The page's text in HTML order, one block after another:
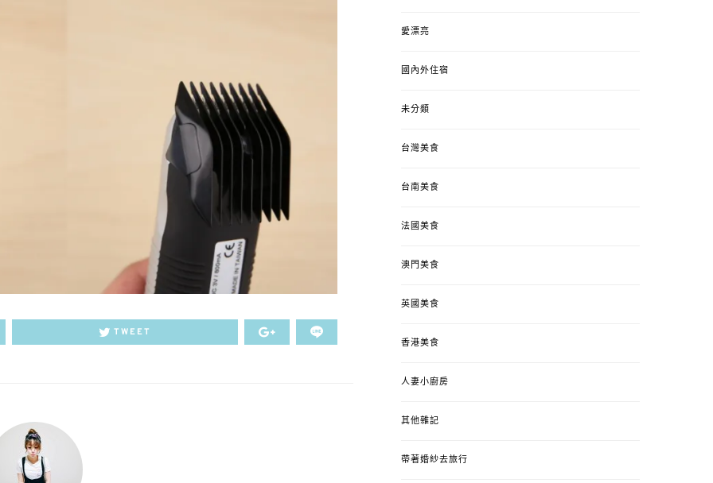
TWEET
愛漂亮
國內外住宿
未分類
台灣美食
台南美食
法國美食
澳門美食
英國美食
香港美食
人妻小廚房
其他雜記
帶著婚紗去旅行